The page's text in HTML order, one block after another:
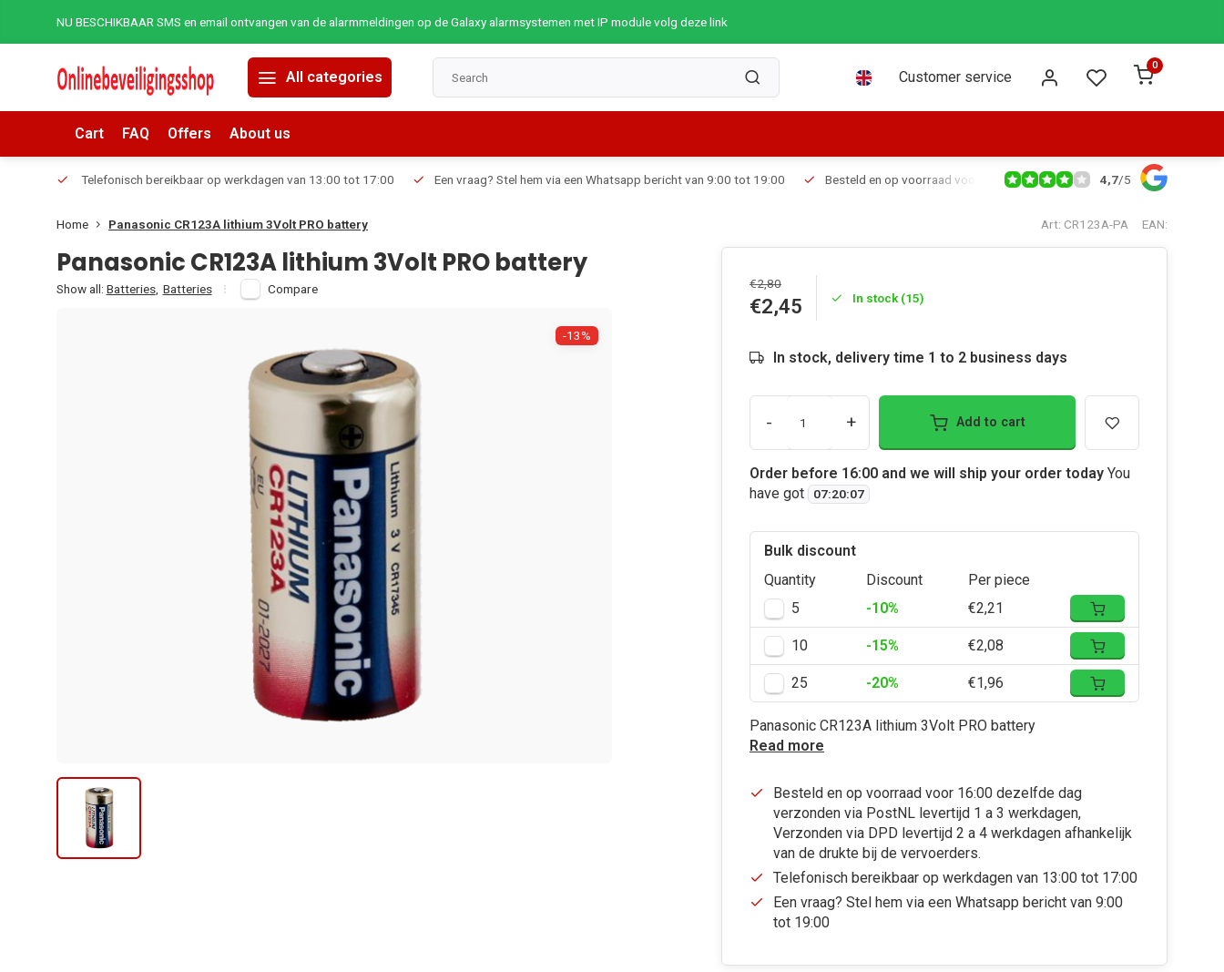
NU BESCHIKBAAR SMS en email ontvangen van de alarmmeldingen op de Galaxy alarmsystemen met IP module volg deze link
All categories Customer service
0
Cart FAQ Offers About us
Telefonisch bereikbaar op werkdagen van 13:00 tot 17:00 Een vraag? Stel hem via een Whatsapp bericht van 9:00 tot 19:00 Besteld en op voorraad voor 16:00 dezelfde dag verzonden via PostNL
4,7/5
Home Panasonic CR123A lithium 3Volt PRO battery Art: CR123A-PA EAN:
Panasonic CR123A lithium 3Volt PRO battery
Show all: Batteries, Batteries Compare
-13%
€2,80
€2,45 In stock (15)
In stock, delivery time 1 to 2 business days
- + Add to cart
Order before 16:00 and we will ship your order today You
have got
07:20:06
Bulk discount
Quantity
Discount
Per piece
5
-10% €2,21
10 -15% €2,08
25 -20% €1,96
Panasonic CR123A lithium 3Volt PRO battery
Read more
Besteld en op voorraad voor 16:00 dezelfde dag
verzonden via PostNL levertijd 1 a 3 werkdagen,
Verzonden via DPD levertijd 2 a 4 werkdagen afhankelijk
van de drukte bij de vervoerders.
Telefonisch bereikbaar op werkdagen van 13:00 tot 17:00
Een vraag? Stel hem via een Whatsapp bericht van 9:00
tot 19:00